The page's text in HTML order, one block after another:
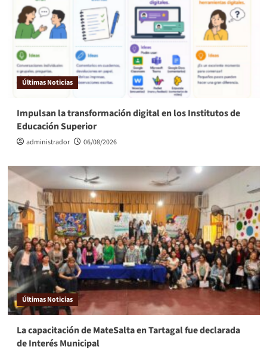
Últimas Noticias
Impulsan la transformación digital en los Institutos de
Educación Superior
administrador 06/08/2026
Últimas Noticias
La capacitación de MateSalta en Tartagal fue declarada
de Interés Municipal